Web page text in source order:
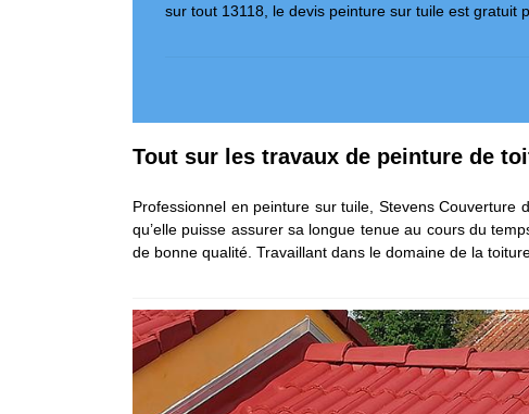
sur tout 13118, le devis peinture sur tuile est gratuit
Tout sur les travaux de peinture de
Professionnel en peinture sur tuile, Stevens
qu’elle puisse assurer sa longue tenue au cours du
de bonne qualité. Travaillant dans le domaine de la